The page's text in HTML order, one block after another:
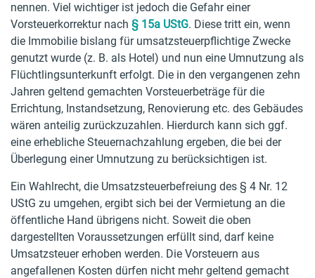
nennen. Viel wichtiger ist jedoch die Gefahr einer
Vorsteuerkorrektur nach § 15a UStG. Diese tritt ein, wenn
die Immobilie bislang für umsatzsteuerpflichtige Zwecke
genutzt wurde (z. B. als Hotel) und nun eine Umnutzung als
Flüchtlingsunterkunft erfolgt. Die in den vergangenen zehn
Jahren geltend gemachten Vorsteuerbeträge für die
Errichtung, Instandsetzung, Renovierung etc. des Gebäudes
wären anteilig zurückzuzahlen. Hierdurch kann sich ggf.
eine erhebliche Steuernachzahlung ergeben, die bei der
Überlegung einer Umnutzung zu berücksichtigen ist.
Ein Wahlrecht, die Umsatzsteuerbefreiung des § 4 Nr. 12
UStG zu umgehen, ergibt sich bei der Vermietung an die
öffentliche Hand übrigens nicht. Soweit die oben
dargestellten Voraussetzungen erfüllt sind, darf keine
Umsatzsteuer erhoben werden. Die Vorsteuern aus
angefallenen Kosten dürfen nicht mehr geltend gemacht